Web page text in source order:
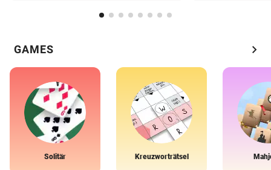
GAMES chevron_right
Solitär Kreuzworträtsel